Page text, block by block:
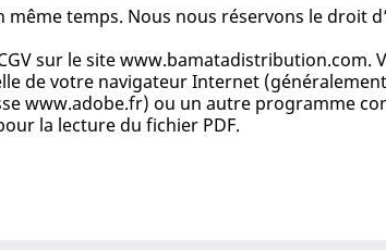
même temps. Nous nous réservons le droit
sur le site
de votre navigateur Internet
www.adobe.fr) ou un autre programme
la lecture du fichier PDF.